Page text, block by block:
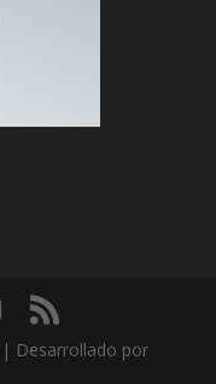
| Desarrollado por